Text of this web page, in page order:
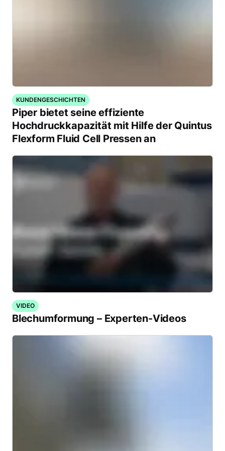
KUNDENGESCHICHTEN
Piper bietet seine effiziente
Hochdruckkapazität mit Hilfe der Quintus
Flexform Fluid Cell Pressen an
VIDEO
Blechumformung – Experten-Videos